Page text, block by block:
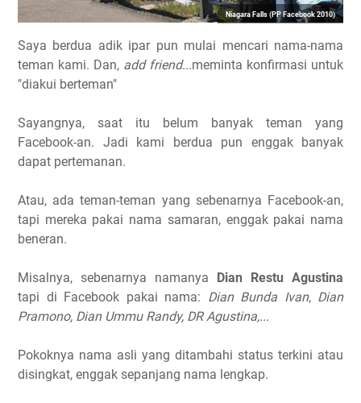
Niagara Falls (PP Facebook 2010)
Saya berdua adik ipar pun mulai mencari nama-nama
teman kami. Dan, add friend...meminta konfirmasi untuk
"diakui berteman"
Sayangnya, saat itu belum banyak teman yang
Facebook-an. Jadi kami berdua pun enggak banyak
dapat pertemanan.
Atau, ada teman-teman yang sebenarnya Facebook-an,
tapi mereka pakai nama samaran, enggak pakai nama
beneran.
Misalnya, sebenarnya namanya Dian Restu Agustina
tapi di Facebook pakai nama: Dian Bunda Ivan, Dian
Pramono, Dian Ummu Randy, DR Agustina,...
Pokoknya nama asli yang ditambahi status terkini atau
disingkat, enggak sepanjang nama lengkap.